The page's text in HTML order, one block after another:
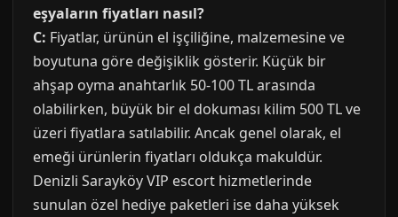
eşyaların fiyatları nasıl?
C: Fiyatlar, ürünün el işçiliğine, malzemesine ve
boyutuna göre değişiklik gösterir. Küçük bir
ahşap oyma anahtarlık 50-100 TL arasında
olabilirken, büyük bir el dokuması kilim 500 TL ve
üzeri fiyatlara satılabilir. Ancak genel olarak, el
emeği ürünlerin fiyatları oldukça makuldür.
Denizli Sarayköy VIP escort hizmetlerinde
sunulan özel hediye paketleri ise daha yüksek